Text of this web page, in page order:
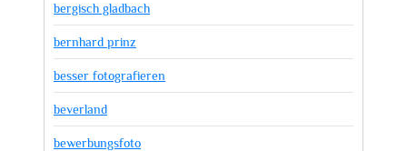
bergisch gladbach
bernhard prinz
besser fotografieren
beverland
bewerbungsfoto